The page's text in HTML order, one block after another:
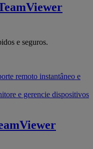
e seguros.
remoto instantâneo e
e gerencie dispositivos